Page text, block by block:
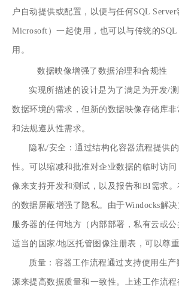
户自动提供或配置，以便与任何SQL Server
Microsoft）一起使用，也可以与传统的SQL
用。
数据映像增强了数据治理和合规性
实现所描述的设计是为了满足为开发/
数据环境的需求，但新的数据映像存储库
和法规遵从性需求。
隐私/安全：通过结构化容器流程提供
性。可以缩减和批准对企业数据的临时访
像来支持开发和测试，以及报告和BI需求
的数据屏蔽增强了隐私。由于Windocks解
服务器的任何地方（内部部署，私有云或
适当的国家/地区托管图像注册表，可以尊重
质量：容器工作流程通过支持使用生
源来提高数据质量和一致性。上述工作流